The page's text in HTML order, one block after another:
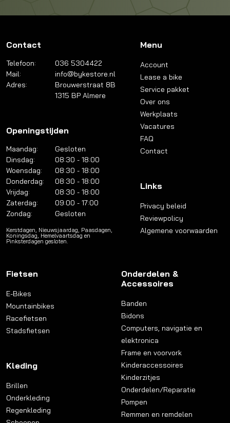
Contact
Telefoon:
036 5304422
Mail:
info@bykestore.nl
Adres:
Brouwerstraat 8B
1315 BP Almere
Openingstijden
Maandag:
Gesloten
Dinsdag:
08:30 - 18:00
Woensdag:
08:30 - 18:00
Donderdag:
08:30 - 18:00
Vrijdag:
08:30 - 18:00
Zaterdag:
09:00 - 17:00
Zondag:
Gesloten
Kerstdagen, Nieuwsjaardag, Paasdagen,
Koningsdag, Hemelvaartsdag en
Pinksterdagen gesloten.
Menu
Account
Lease a bike
Service pakket
Over ons
Werkplaats
Vacatures
FAQ
Contact
Links
Privacy beleid
Reviewpolicy
Algemene voorwaarden
Fietsen
E-Bikes
Mountainbikes
Racefietsen
Stadsfietsen
Kleding
Brillen
Onderkleding
Regenkleding
Onderdelen &
Accessoires
Banden
Bidons
Computers, navigatie en
elektronica
Frame en voorvork
Kinderaccessoires
Kinderzitjes
Onderdelen/Reparatie
Pompen
Remmen en remdelen